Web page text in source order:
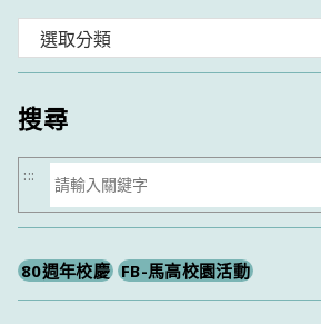
類
搜尋
搜
尋
:::
80週年校慶 FB-馬高校園活動